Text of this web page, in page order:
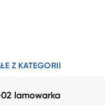
Z KATEGORII
02 lamowarka